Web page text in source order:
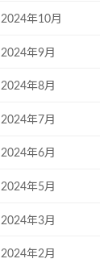
2024年10月
2024年9月
2024年8月
2024年7月
2024年6月
2024年5月
2024年3月
2024年2月